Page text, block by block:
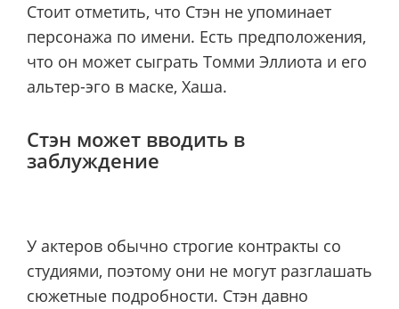
Стоит отметить, что Стэн не упоминает
персонажа по имени. Есть предположения,
что он может сыграть Томми Эллиота и его
альтер-эго в маске, Хаша.
Стэн может вводить в
заблуждение
У актеров обычно строгие контракты со
студиями, поэтому они не могут разглашать
сюжетные подробности. Стэн давно